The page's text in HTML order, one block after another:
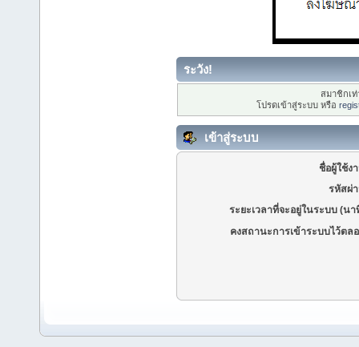
ระวัง!
สมาชิกเ
โปรดเข้าสู่ระบบ หรือ
เข้าสู่ระบบ
ชื่อผู้ใช้ง
รหัสผ่
ระยะเวลาที่จะอยู่ในระบบ (นา
คงสถานะการเข้าระบบไว้ตล